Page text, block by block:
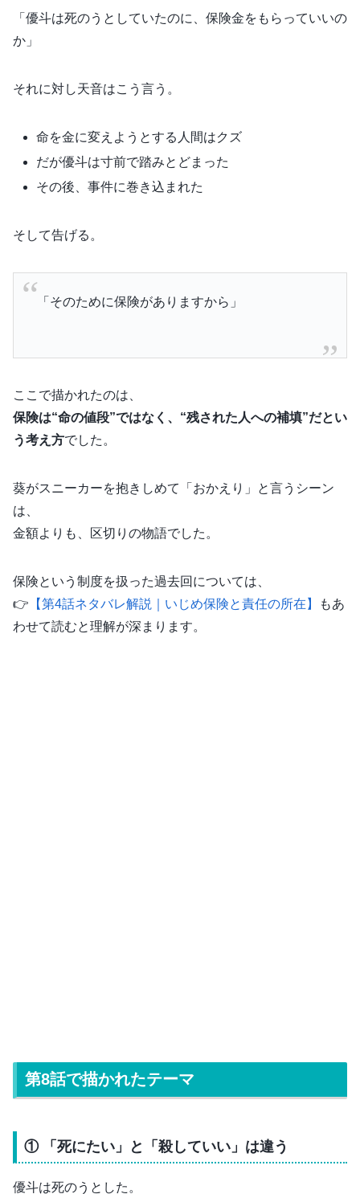
「優斗は死のうとしていたのに、保険金をもらっていいの
か」
それに対し天音はこう言う。
命を金に変えようとする人間はクズ
だが優斗は寸前で踏みとどまった
その後、事件に巻き込まれた
そして告げる。
「そのために保険がありますから」
ここで描かれたのは、
保険は“命の値段”ではなく、“残された人への補填”だとい
う考え 方でした。
葵がスニーカーを抱きしめて「おかえり」と言うシーン
は、
金額よりも、区切りの物語でした。
保険という制度を扱った過去回については、
👉 【第4話ネタバレ解説｜いじめ保険と責任の所在】
もあ
わせて読むと理解が深まります。
第8話で描かれたテーマ
① 「死にたい」と「殺していい」は違う
優斗は死のうとした。